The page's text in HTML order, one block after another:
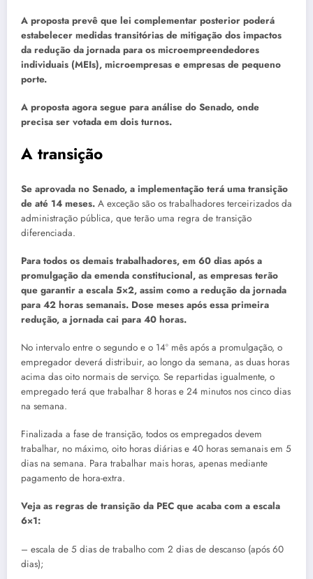
A proposta prevê que lei complementar posterior poderá
estabelecer medidas transitórias de mitigação dos impactos
da redução da jornada para os microempreendedores
individuais (MEIs), microempresas e empresas de pequeno
porte.
A proposta agora segue para análise do Senado, onde
precisa ser votada em dois turnos.
A transição
Se aprovada no Senado, a implementação terá uma transição
de até 14 meses. A exceção são os trabalhadores terceirizados da
administração pública, que terão uma regra de transição
diferenciada.
Para todos os demais trabalhadores, em 60 dias após a
promulgação da emenda constitucional, as empresas terão
que garantir a escala 5×2, assim como a redução da jornada
para 42 horas semanais. Dose meses após essa primeira
redução, a jornada cai para 40 horas.
No intervalo entre o segundo e o 14º mês após a promulgação, o
empregador deverá distribuir, ao longo da semana, as duas horas
acima das oito normais de serviço. Se repartidas igualmente, o
empregado terá que trabalhar 8 horas e 24 minutos nos cinco dias
na semana.
Finalizada a fase de transição, todos os empregados devem
trabalhar, no máximo, oito horas diárias e 40 horas semanais em 5
dias na semana. Para trabalhar mais horas, apenas mediante
pagamento de hora-extra.
Veja as regras de transição da PEC que acaba com a escala
6×1:
– escala de 5 dias de trabalho com 2 dias de descanso (após 60
dias);